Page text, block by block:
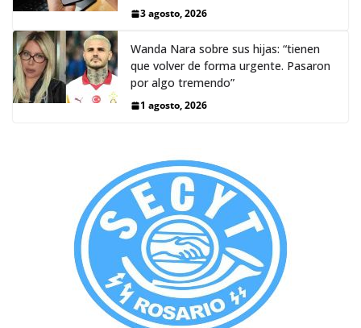
3 agosto, 2026
Wanda Nara sobre sus hijas: “tienen
que volver de forma urgente. Pasaron
por algo tremendo”
1 agosto, 2026